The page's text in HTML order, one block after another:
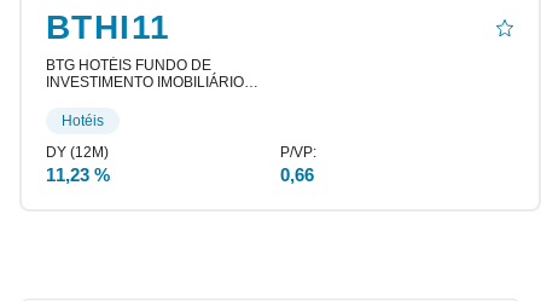
BTHI11
BTG HOTÉIS FUNDO DE
INVESTIMENTO IMOBILIÁRIO
BTG PACTUAL HOTEIS L BTHI11
[…]
11,23 % 0,66
Hotéis